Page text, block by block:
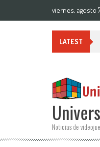
viernes, agosto
LATEST
Noticias de